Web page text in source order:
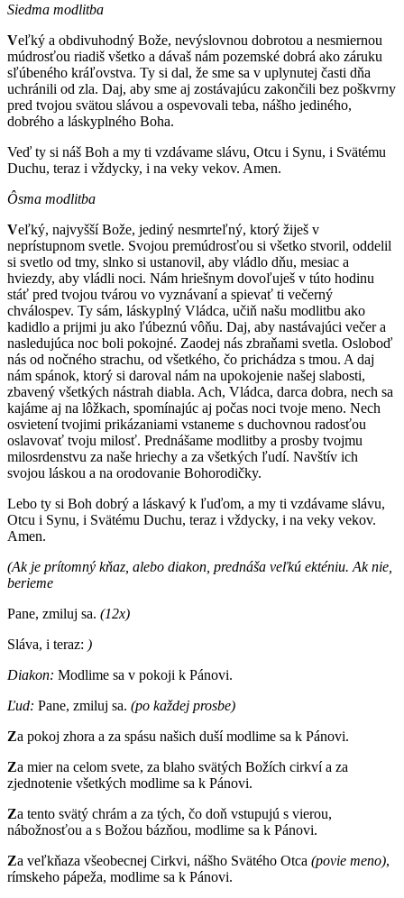
Siedma modlitba
Veľký a obdivuhodný Bože, nevýslovnou dobrotou a nesmiernou
múdrosťou riadiš všetko a dávaš nám pozemské dobrá ako záruku
sľúbeného kráľovstva. Ty si dal, že sme sa v uplynutej časti dňa
uchránili od zla. Daj, aby sme aj zostávajúcu zakončili bez poškvrny
pred tvojou svätou slávou a ospevovali teba, nášho jediného,
dobrého a láskyplného Boha.
Veď ty si náš Boh a my ti vzdávame slávu, Otcu i Synu, i Svätému
Duchu, teraz i vždycky, i na veky vekov. Amen.
Ôsma modlitba
Veľký, najvyšší Bože, jediný nesmrteľný, ktorý žiješ v
neprístupnom svetle. Svojou premúdrosťou si všetko stvoril, oddelil
si svetlo od tmy, slnko si ustanovil, aby vládlo dňu, mesiac a
hviezdy, aby vládli noci. Nám hriešnym dovoľuješ v túto hodinu
stáť pred tvojou tvárou vo vyznávaní a spievať ti večerný
chválospev. Ty sám, láskyplný Vládca, učiň našu modlitbu ako
kadidlo a prijmi ju ako ľúbeznú vôňu. Daj, aby nastávajúci večer a
nasledujúca noc boli pokojné. Zaodej nás zbraňami svetla. Osloboď
nás od nočného strachu, od všetkého, čo prichádza s tmou. A daj
nám spánok, ktorý si daroval nám na upokojenie našej slabosti,
zbavený všetkých nástrah diabla. Ach, Vládca, darca dobra, nech sa
kajáme aj na lôžkach, spomínajúc aj počas noci tvoje meno. Nech
osvietení tvojimi prikázaniami vstaneme s duchovnou radosťou
oslavovať tvoju milosť. Prednášame modlitby a prosby tvojmu
milosrdenstvu za naše hriechy a za všetkých ľudí. Navštív ich
svojou láskou a na orodovanie Bohorodičky.
Lebo ty si Boh dobrý a láskavý k ľuďom, a my ti vzdávame slávu,
Otcu i Synu, i Svätému Duchu, teraz i vždycky, i na veky vekov.
Amen.
(Ak je prítomný kňaz, alebo diakon, prednáša veľkú ekténiu. Ak nie,
berieme
Pane, zmiluj sa. (12x)
Sláva, i teraz: )
Diakon: Modlime sa v pokoji k Pánovi.
Ľud: Pane, zmiluj sa. (po každej prosbe)
Za pokoj zhora a za spásu našich duší modlime sa k Pánovi.
Za mier na celom svete, za blaho svätých Božích cirkví a za
zjednotenie všetkých modlime sa k Pánovi.
Za tento svätý chrám a za tých, čo doň vstupujú s vierou,
nábožnosťou a s Božou bázňou, modlime sa k Pánovi.
Za veľkňaza všeobecnej Cirkvi, nášho Svätého Otca (povie meno),
rímskeho pápeža, modlime sa k Pánovi.